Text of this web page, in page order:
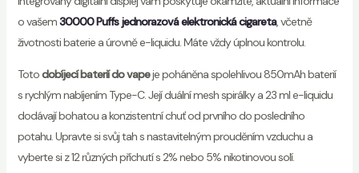
o vašem30000 Puffs jednorazová elektronická cigareta, včetně
životnosti baterie a úrovně e-liquidu. Máte vždy úplnou kontrolu.
Totodobíjecí baterií do vapeje poháněna spolehlivou 850mAh baterií
s rychlým nabíjením Type-C. Její duální mesh spirálky a 23 ml e-liquidu
dodávají bohatou a konzistentní chuť od prvního do posledního
potahu. Upravte si svůj tah s nastavitelným prouděním vzduchu a
vyberte si z 12 různých příchutí s 2% nebo 5% nikotinovou solí.